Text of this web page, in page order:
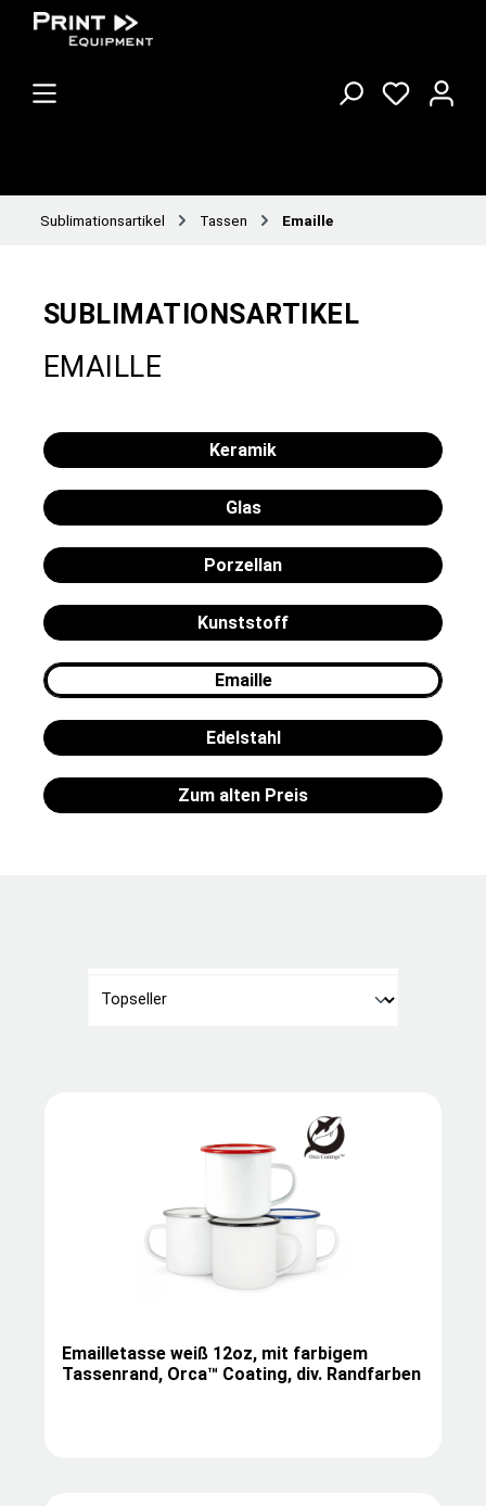
Sublimationsartikel Tassen Emaille
SUBLIMATIONSARTIKEL
EMAILLE
Keramik
Glas
Porzellan
Kunststoff
Emaille
Edelstahl
Zum alten Preis
Emailletasse weiß 12oz, mit farbigem
Tassenrand, Orca™ Coating, div. Randfarben